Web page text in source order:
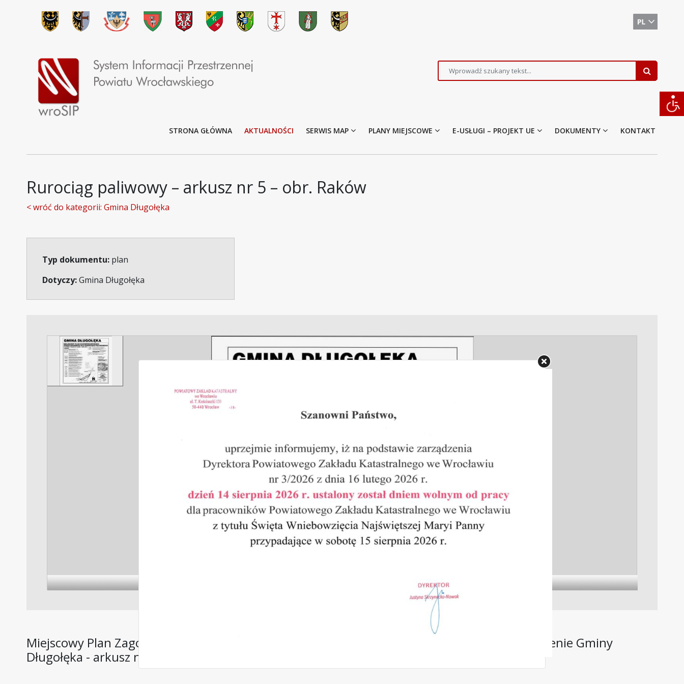
STRONA GŁÓWNA AKTUALNOŚCI SERWIS MAP PLANY MIEJSCOWE E-USŁUGI – PROJEKT UE DOKUMENTY KONTAKT
Rurociąg paliwowy – arkusz nr 5 – obr. Raków
< wróć do kategorii: Gmina Długołęka
Typ dokumentu: plan
Dotyczy:Gmina Długołęka
Miejscowy Plan Zagospodarowania Przestrzennego na potrzeby rurociągu paliwowego na terenie Gminy
Długołęka - arkusz nr 5